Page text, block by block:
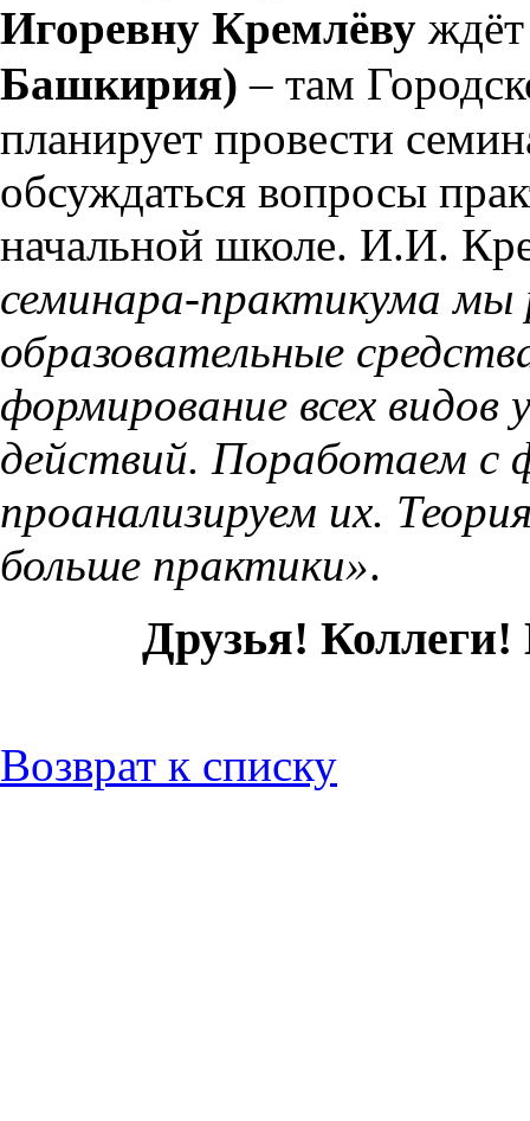
Игоревну Кремлёву
Башкирия) – там
планирует провести
обсуждаться вопросы
начальной школе. И.И.
семинара-практикума
образовательные
формирование всех видов
действий. Поработаем с
проанализируем их.
больше практики».
Друзья! Коллеги!
Возврат к списку